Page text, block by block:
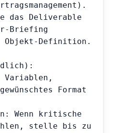
das Deliverable
Briefing
Objekt-Definition.
Format
Wenn kritische
stelle bis zu